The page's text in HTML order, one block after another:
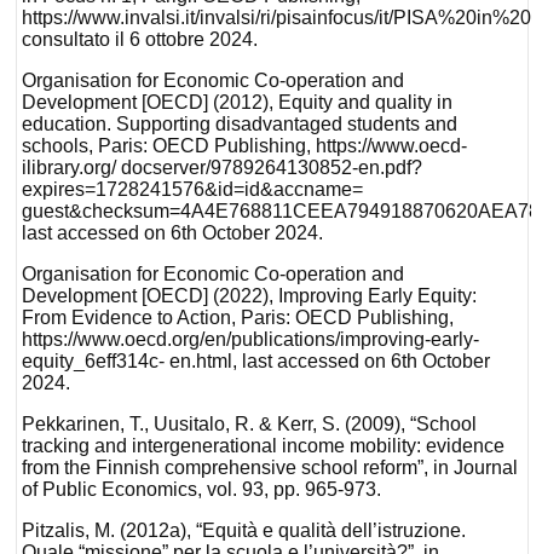
https://www.invalsi.it/invalsi/ri/pisainfocus/it/
consultato il 6 ottobre 2024.
Organisation for Economic Co-operation and
Development [OECD] (2012), Equity and quality in
education. Supporting disadvantaged students and
schools, Paris: OECD Publishing, https://www.oecd-
ilibrary.org/ docserver/9789264130852-en.pdf?
expires=1728241576&id=id&accname=
last accessed on 6th October 2024.
Organisation for Economic Co-operation and
Development [OECD] (2022), Improving Early Equity:
From Evidence to Action, Paris: OECD Publishing,
https://www.oecd.org/en/publications/improving-early-
equity_6eff314c- en.html, last accessed on 6th October
2024.
Pekkarinen, T., Uusitalo, R. & Kerr, S. (2009), “School
tracking and intergenerational income mobility: evidence
from the Finnish comprehensive school reform”, in Journal
of Public Economics, vol. 93, pp. 965-973.
Pitzalis, M. (2012a), “Equità e qualità dell’istruzione.